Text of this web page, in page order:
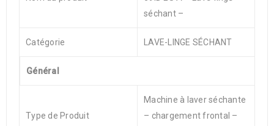
séchant –
Catégorie LAVE-LINGE SÉCHANT
Général
Type de Produit
Machine à laver séchante
– chargement frontal –